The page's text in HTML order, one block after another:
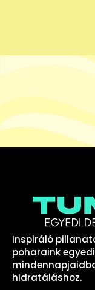
Inspiráló
poharaink
hidratáláshoz.